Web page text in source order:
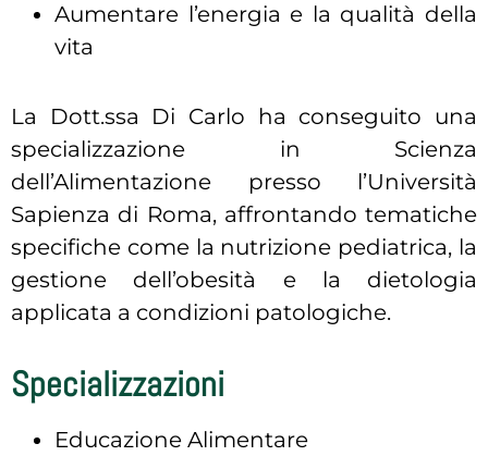
Aumentare l’energia e la qualità della
vita
La Dott.ssa Di Carlo ha conseguito una
specializzazione in Scienza
dell’Alimentazione presso l’Università
Sapienza di Roma, affrontando tematiche
specifiche come la nutrizione pediatrica, la
gestione dell’obesità e la dietologia
applicata a condizioni patologiche.
Specializzazioni
Educazione Alimentare